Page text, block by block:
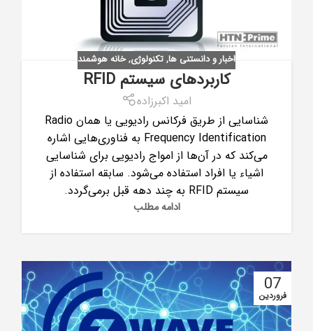
اخبار و دانستنی ها, تکنولوژی,خانه هوشمند
کاربردهای سیستم RFID
امید اکبرزاده
شناسایی از طریق فرکانس رادیویی یا همان Radio
Frequency Identification به فناوری‌هایی اشاره
می‌کند که در آن‌ها از امواج رادیویی برای شناسایی
اشیاء یا افراد استفاده می‌شود. سابقه استفاده از
سیستم RFID به چند دهه قبل برمی‌گردد.
ادامه مطلب
07
فروردین